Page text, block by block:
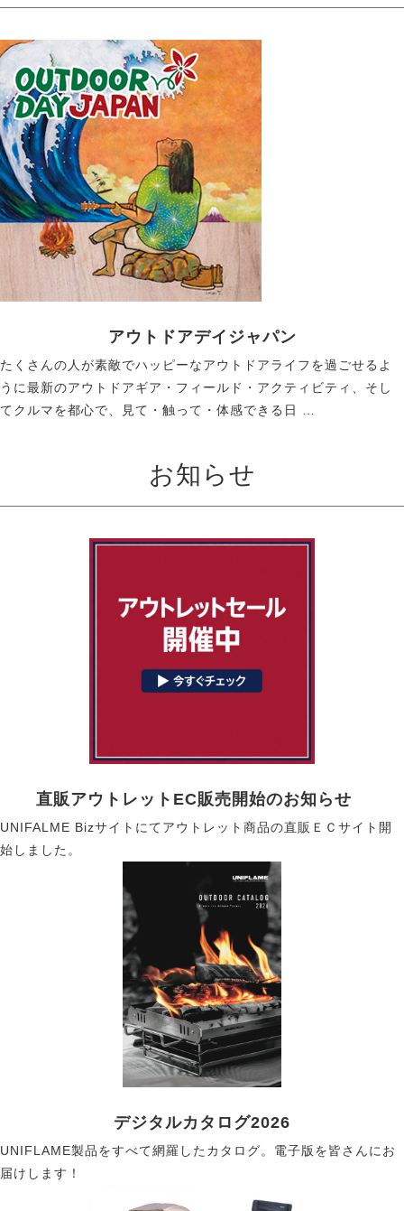
アウトドアデイジャパン
たくさんの人が素敵でハッピーなアウトドアライフを過ごせるよ
うに最新のアウトドアギア・フィールド・アクティビティ、そし
てクルマを都心で、見て・触って・体感できる日 …
お知らせ
直販アウトレットEC販売開始のお知らせ
UNIFALME Bizサイトにてアウトレット商品の直販ＥＣサイト開
始しました。
デジタルカタログ2026
UNIFLAME製品をすべて網羅したカタログ。電子版を皆さんにお
届けします！